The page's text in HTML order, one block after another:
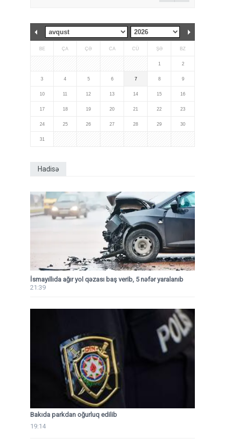
BE ÇA ÇƏ CA CÜ ŞƏ BZ
1 2
3 4 5 6 7 8 9
10 11 12 13 14 15 16
17 18 19 20 21 22 23
24 25 26 27 28 29 30
31
Hadisə
İsmayıllıda ağır yol qəzası baş verib, 5 nəfər yaralanıb
21:39
Bakıda parkdan oğurluq edilib
19:14